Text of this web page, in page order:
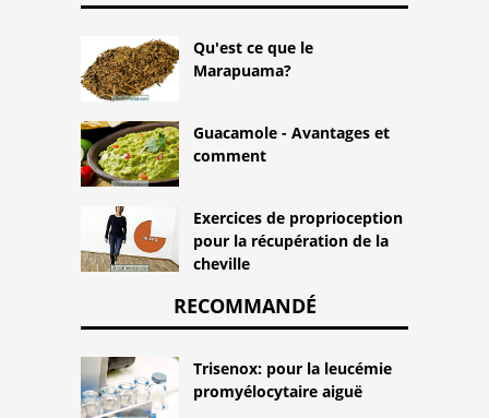
Qu'est ce que le
Marapuama?
Guacamole - Avantages et
comment
Exercices de proprioception
pour la récupération de la
cheville
RECOMMANDÉ
Trisenox: pour la leucémie
promyélocytaire aiguë